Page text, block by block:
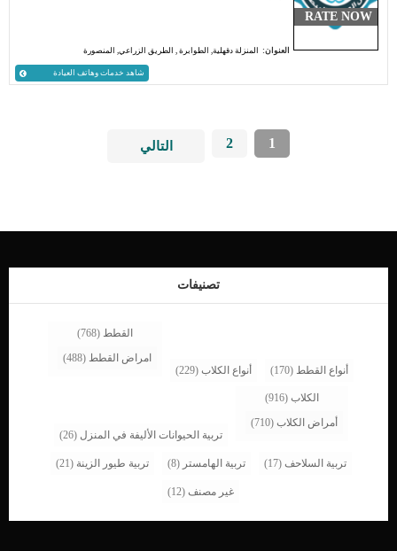
شاهد خدمات وهاتف العيادة
RATE NOW
العنوان: المنزلة دقهلية, الطوابرة , الطريق الزراعي, المنصورة
1
2 التالي
تصنيفات
أنواع القطط (170) أنواع الكلاب (229)
القطط (768)
امراض القطط (488)
الكلاب (916)
أمراض الكلاب (710)
تربية الحيوانات الأليفة في المنزل (26)
تربية السلاحف (17) تربية الهامستر (8) تربية طيور الزينة (21)
غير مصنف (12)